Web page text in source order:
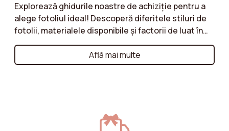
Explorează ghidurile noastre de achiziție pentru a
alege fotoliul ideal! Descoperă diferitele stiluri de
fotolii, materialele disponibile și factorii de luat în
considerare pentru a asigura un confort optim și un
design armonios. Fotoliu cocktail, fotoliu balansoar
sau poate un fotoliu din bouclé? Aceste ghiduri te
Află mai multe